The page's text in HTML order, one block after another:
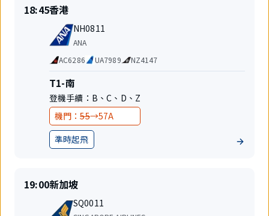
準
時
18:45目
的
香港
航
班
號
NH0811
航
公
司
ANA
代
碼
共
享
航
班
AC6286 UA7989 NZ4147
航
站
樓
T1-南
登機手續： B 、C 、 D 、 Z
機門：變
更
前
55→變
57A
地準時起飛
準
時
19:00目
的
新加坡
航
班
SQ0011